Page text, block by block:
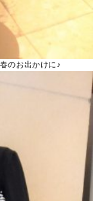
のお出かけに♪